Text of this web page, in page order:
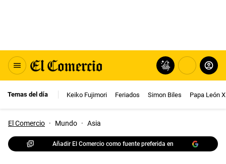
Temas del día Keiko Fujimori Feriados Simon Biles Papa León
El Comercio · Mundo · Asia
Añadir El Comercio como fuente preferida en